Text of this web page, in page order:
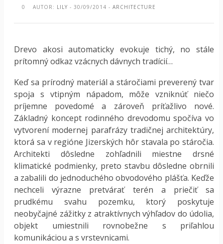
0 AUTOR: LILY - 30/09/2014 - ARCHITECTURE
Drevo akosi automaticky evokuje tichý, no stále
prítomný odkaz vzácnych dávnych tradícií…
Keď sa prírodný materiál a stáročiami preverený tvar
spoja s vtipným nápadom, môže vzniknúť niečo
príjemne povedomé a zároveň príťažlivo nové.
Základný koncept rodinného drevodomu spočíva vo
vytvorení modernej parafrázy tradičnej architektúry,
ktorá sa v regióne Jizerských hôr stavala po stáročia.
Architekti dôsledne zohľadnili miestne drsné
klimatické podmienky, preto stavbu dôsledne obrnili
a zabalili do jednoduchého obvodového plášťa. Keďže
nechceli výrazne pretvárať terén a priečiť sa
prudkému svahu pozemku, ktorý poskytuje
neobyčajné zážitky z atraktívnych výhľadov do údolia,
objekt umiestnili rovnobežne s priľahlou
komunikáciou a s vrstevnicami.